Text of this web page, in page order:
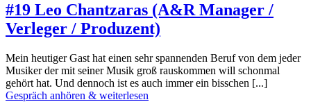
#19 Leo Chantzaras (A&R Manager /
Verleger / Produzent)
Mein heutiger Gast hat einen sehr spannenden Beruf von dem jeder
Musiker der mit seiner Musik groß rauskommen will schonmal
gehört hat. Und dennoch ist es auch immer ein bisschen [...]
Gespräch anhören & weiterlesen